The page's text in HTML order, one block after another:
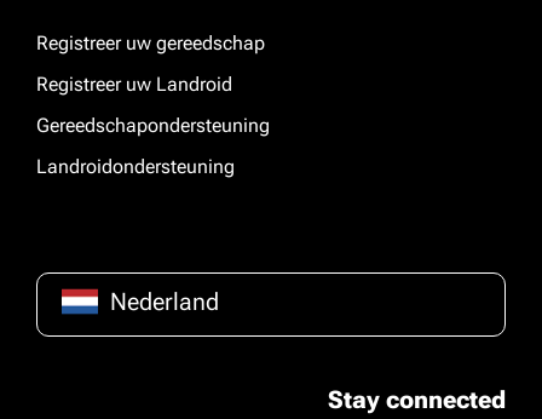
Registreer uw gereedschap
Registreer uw Landroid
Gereedschapondersteuning
Landroidondersteuning
Nederland
Stay connected